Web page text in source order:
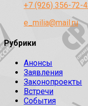
+7 (926) 356-72-
e_milia@mail.ru
Рубрики
Анонсы
Заявления
Законопроекты
Встречи
События